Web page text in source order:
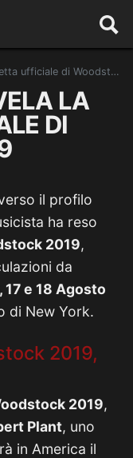
di Woodstock 2019
LA
DI
il profilo
ha reso
2019,
da
17 e 18 Agosto
di New York.
2019,
2019,
Plant, uno
in America il